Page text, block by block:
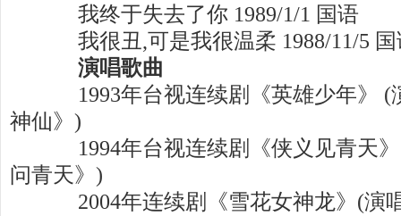
我终于失去了你 1989/1/1 国语
我很丑,可是我很温柔 1988/11/5 国
演唱歌曲
1993年台视连续剧《英雄少年》 (
神仙》)
1994年台视连续剧《侠义见青天》
问青天》)
2004年连续剧《雪花女神龙》(演